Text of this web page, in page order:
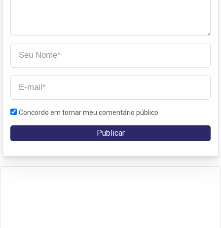
Concordo em tornar meu comentário público